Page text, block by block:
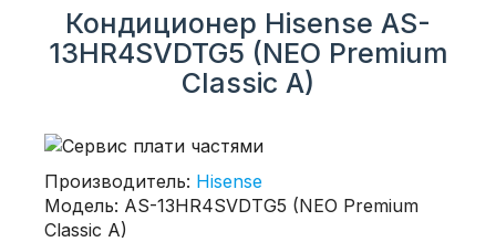
Кондиционер Hisense AS-
13HR4SVDTG5 (NEO Premium
Classic A)
Производитель: Hisense
Модель: AS-13HR4SVDTG5 (NEO Premium
Classic A)